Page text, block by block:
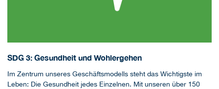
SDG 3: Gesundheit und Wohlergehen
Im Zentrum unseres Geschäftsmodells steht das Wichtigste im
Leben: Die Gesundheit jedes Einzelnen. Mit unseren über 150